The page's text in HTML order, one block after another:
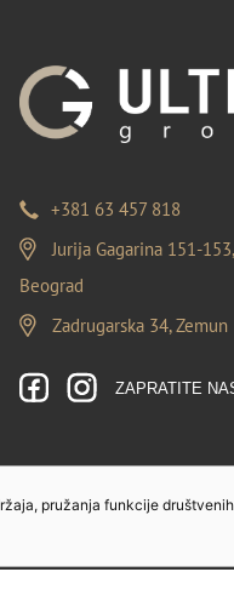
pružanja funkcije
+381 63 457 818
Jurija Gagarina 151-
Beograd
Zadrugarska 34, Zemun
ZAPRATITE